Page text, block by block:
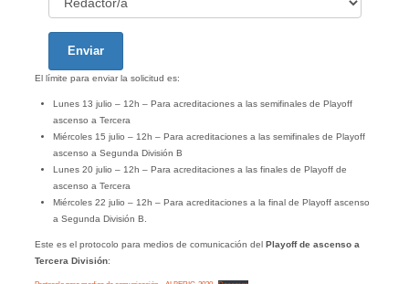
Enviar
El límite para enviar la solicitud es:
Lunes 13 julio – 12h – Para acreditaciones a las semifinales de Playoff
ascenso a Tercera
Miércoles 15 julio – 12h – Para acreditaciones a las semifinales de Playoff
ascenso a Segunda División B
Lunes 20 julio – 12h – Para acreditaciones a las finales de Playoff de
ascenso a Tercera
Miércoles 22 julio – 12h – Para acreditaciones a la final de Playoff ascenso
a Segunda División B.
Este es el protocolo para medios de comunicación del
Playoff de ascenso a
Tercera División: